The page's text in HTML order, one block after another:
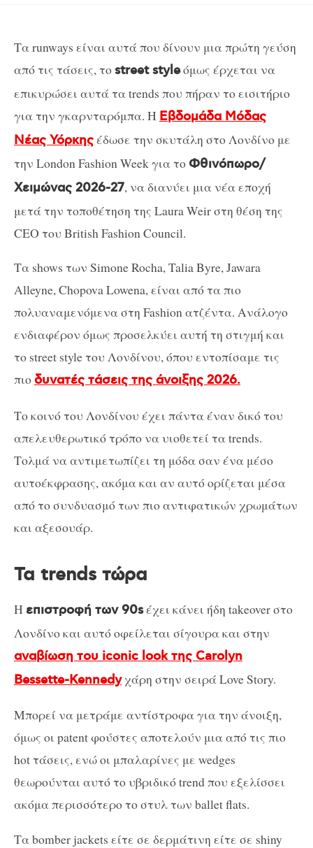
Τα runways είναι αυτά που δίνουν μια πρώτη γεύση
από τις τάσεις, τοstreet styleόμως έρχεται να
επικυρώσει αυτά τα trends που πήραν το εισιτήριο
για την γκαρνταρόμπα. Η Εβδομάδα Μόδας
Νέας Υόρκηςέδωσε την σκυτάλη στο Λονδίνο με
την London Fashion Week για το Φθινόπωρο/
Χειμώνας 2026-27, να διανύει μια νέα εποχή
μετά την τοποθέτηση της Laura Weir στη θέση της
CEO του British Fashion Council.
Τα shows των Simone Rocha, Talia Byre, Jawara
Alleyne, Chopova Lowena, είναι από τα πιο
πολυαναμενόμενα στη Fashion ατζέντα. Ανάλογο
ενδιαφέρον όμως προσελκύει αυτή τη στιγμή και
το street style του Λονδίνου, όπου εντοπίσαμε τις
πιοδυνατές τάσεις της άνοιξης 2026.
Το κοινό του Λονδίνου έχει πάντα έναν δικό του
απελευθερωτικό τρόπο να υιοθετεί τα trends.
Τολμά να αντιμετωπίζει τη μόδα σαν ένα μέσο
αυτοέκφρασης, ακόμα και αν αυτό ορίζεται μέσα
από το συνδυασμό των πιο αντιφατικών χρωμάτων
και αξεσουάρ.
Τα trends τώρα
Η επιστροφή των 90sέχει κάνει ήδη takeover στο
Λονδίνο και αυτό οφείλεται σίγουρα και στην
αναβίωση του iconic look της Carolyn
Bessette-Kennedyχάρη στην σειρά Love Story.
Μπορεί να μετράμε αντίστροφα για την άνοιξη,
όμως οι patent φούστες αποτελούν μια από τις πιο
hot τάσεις, ενώ οι μπαλαρίνες με wedges
θεωρούνται αυτό το υβριδικό trend που εξελίσσει
ακόμα περισσότερο το στυλ των ballet flats.
Τα bomber jackets είτε σε δερμάτινη είτε σε shiny